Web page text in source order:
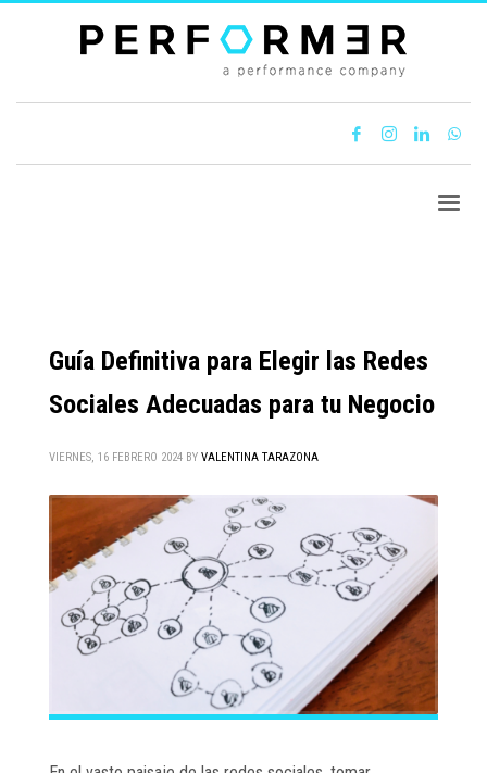
Guía Definitiva para Elegir las Redes
Sociales Adecuadas para tu Negocio
VIERNES, 16 FEBRERO 2024 BY VALENTINA TARAZONA